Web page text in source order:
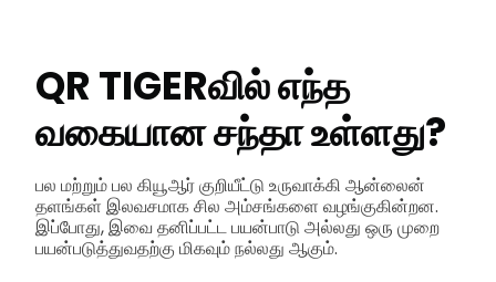
QR TIGERவில் எந்த
வகையான சந்தா உள்ளது?
பல மற்றும் பல கியூஆர் குறியீட்டு உருவாக்கி ஆன்லைன்
தளங்கள் இலவசமாக சில அம்சங்களை வழங்குகின்றன.
இப்போது, இவை தனிப்பட்ட பயன்பாடு அல்லது ஒரு முறை
பயன்படுத்துவதற்கு மிகவும் நல்லது ஆகும்.